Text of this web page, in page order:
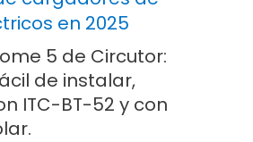
en 2025
5 de Circutor:
de instalar,
ITC-BT-52 y con